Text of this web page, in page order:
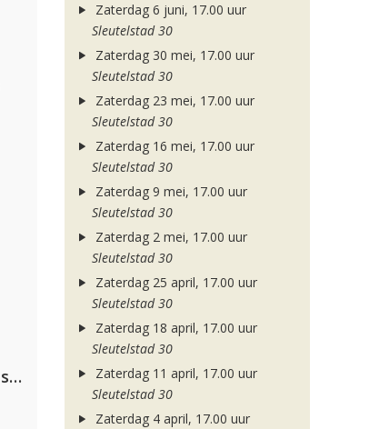
David Guetta & Alesso feat. Madison Love
Zaterdag 6 juni, 17.00 uur
Sleutelstad 30
Zaterdag 30 mei, 17.00 uur
Sleutelstad 30
Zaterdag 23 mei, 17.00 uur
Sleutelstad 30
Zaterdag 16 mei, 17.00 uur
Sleutelstad 30
Zaterdag 9 mei, 17.00 uur
Sleutelstad 30
Zaterdag 2 mei, 17.00 uur
Sleutelstad 30
Zaterdag 25 april, 17.00 uur
Sleutelstad 30
Zaterdag 18 april, 17.00 uur
Sleutelstad 30
Zaterdag 11 april, 17.00 uur
Sleutelstad 30
Zaterdag 4 april, 17.00 uur